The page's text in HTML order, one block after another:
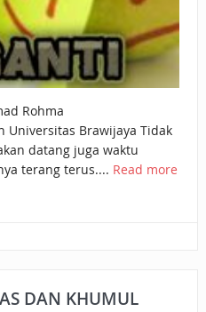
Rohma
Universitas Brawijaya Tidak
datang juga waktu
terang terus.... Read more
DAN KHUMUL